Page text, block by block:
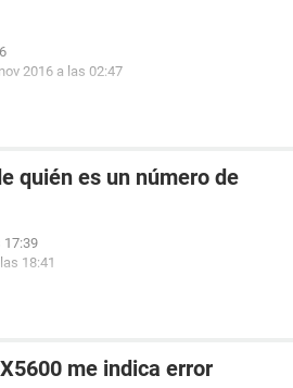
2016 a las 02:47
quién es un número de
17:39
18:41
me indica error